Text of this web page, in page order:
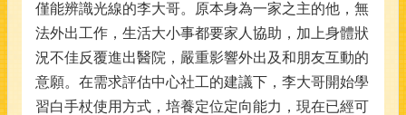
僅能辨識光線的李大哥。原本身為一家之主的他，無
法外出工作，生活大小事都要家人協助，加上身體狀
況不佳反覆進出醫院，嚴重影響外出及和朋友互動的
意願。在需求評估中心社工的建議下，李大哥開始學
習白手杖使用方式，培養定位定向能力，現在已經可